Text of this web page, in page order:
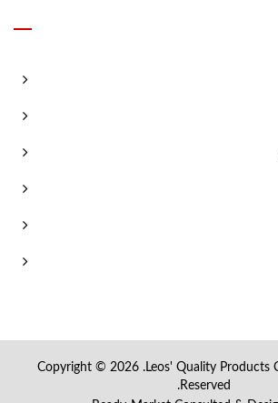
Copyright © 2026 Leos' Quality Products
Reserved.